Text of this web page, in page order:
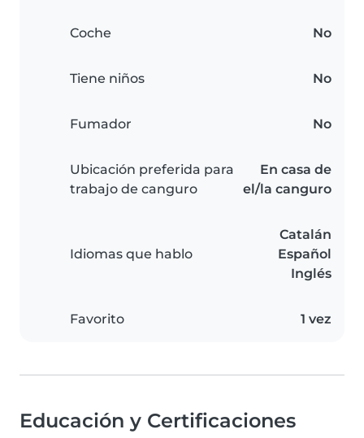
Coche No
Tiene niños No
Fumador No
Ubicación preferida para
trabajo de canguro
En casa de
el/la canguro
Idiomas que hablo
Catalán
Español
Inglés
Favorito 1 vez
Educación y Certificaciones